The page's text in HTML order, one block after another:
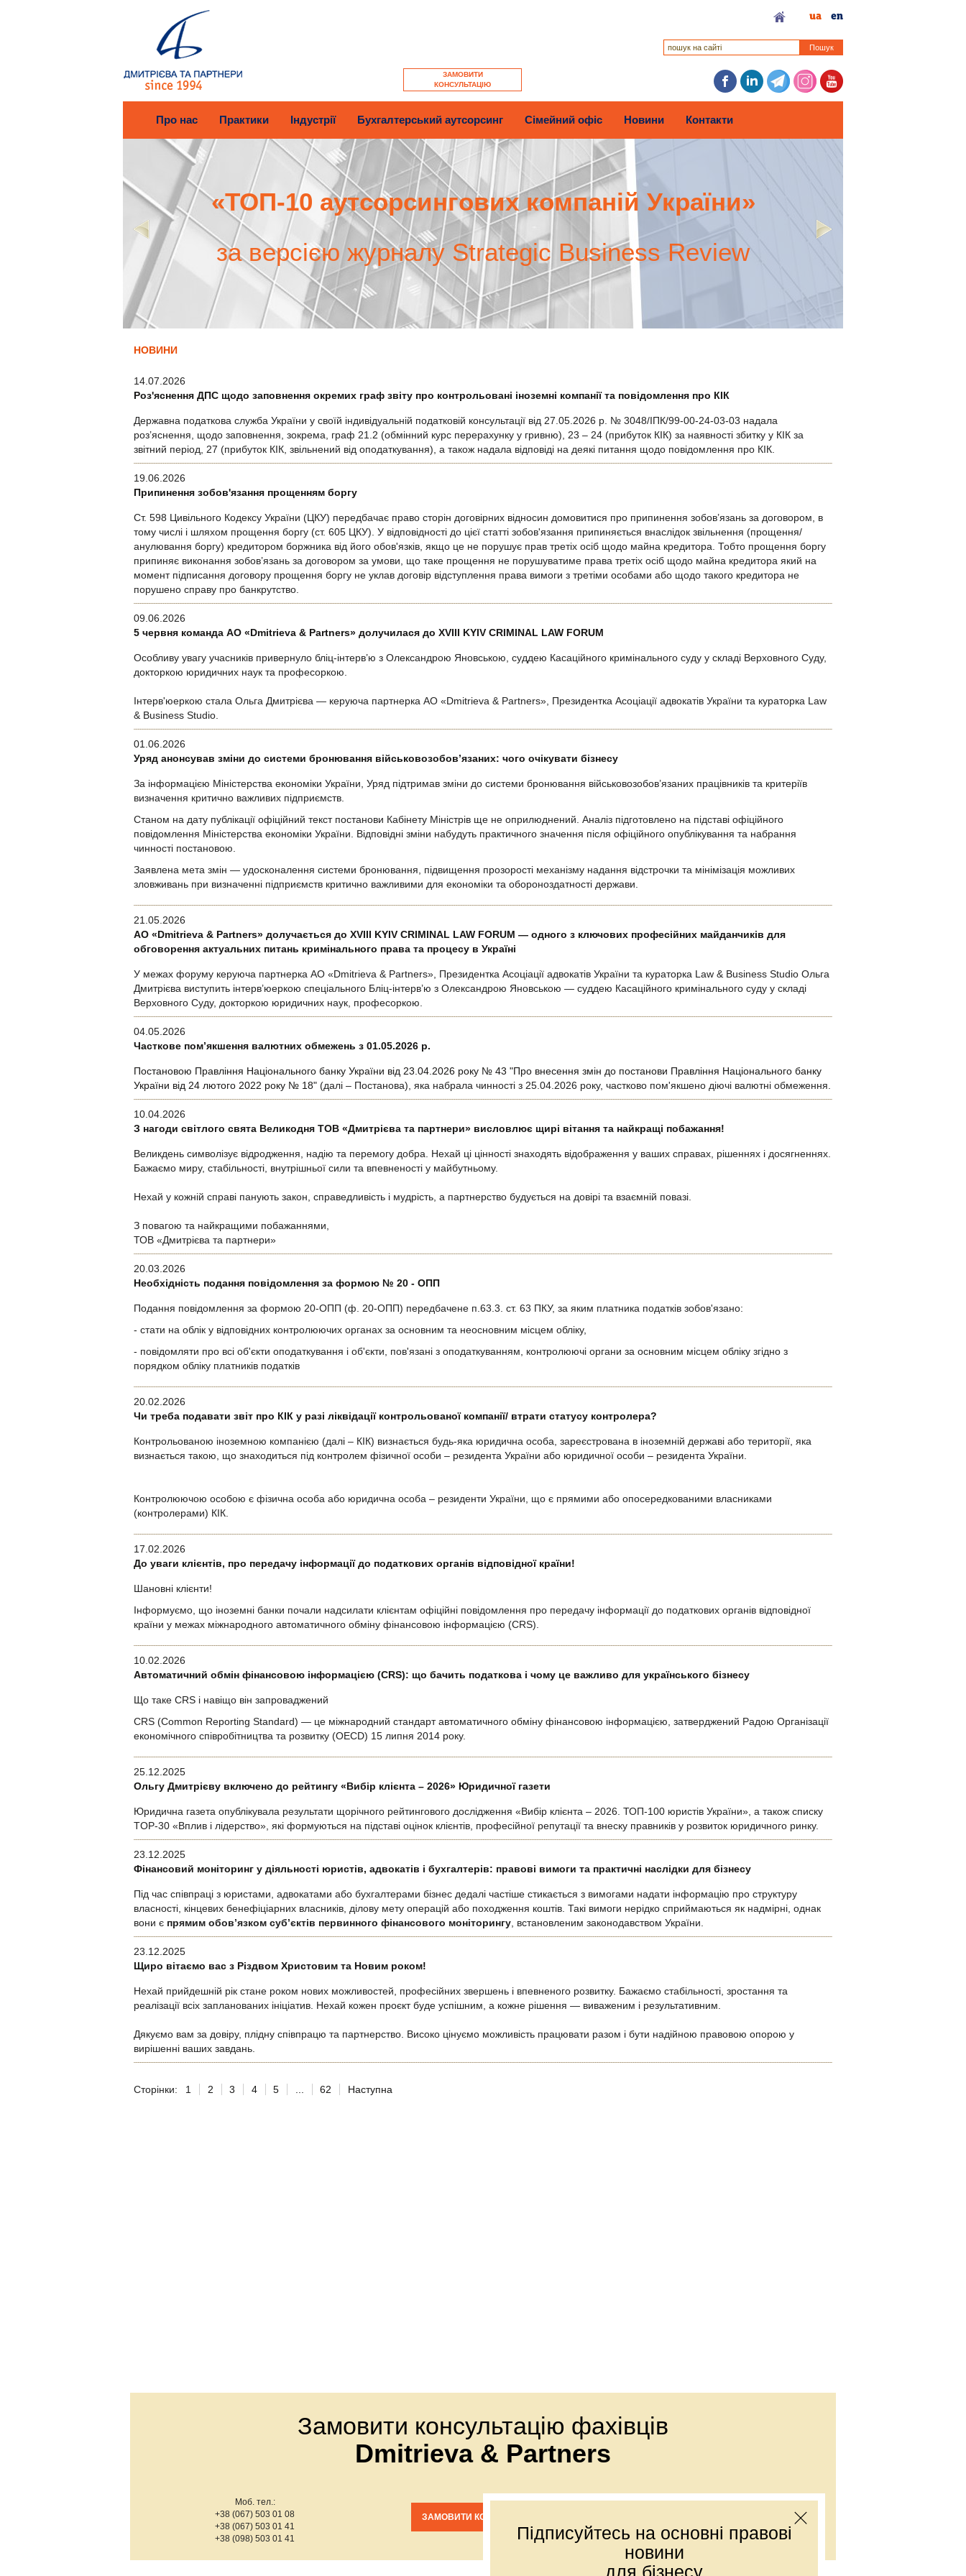
ЗАМОВИТИ
КОНСУЛЬТАЦІЮ
ua en
Пошук
Про нас Практики Індустрії Бухгалтерський аутсорсинг Сімейний офіс Новини Контакти
«ТОП-10 аутсорсингових компаній України»
за версією журналу Strategic Business Review
НОВИНИ
14.07.2026
Роз'яснення ДПС щодо заповнення окремих граф звіту про контрольовані іноземні компанії та повідомлення про КІК
Державна податкова служба України у своїй індивідуальній податковій консультації від 27.05.2026 р. № 3048/ІПК/99-00-24-03-03 надала
роз’яснення, щодо заповнення, зокрема, граф 21.2 (обмінний курс перерахунку у гривню), 23 – 24 (прибуток КІК) за наявності збитку у КІК за
звітний період, 27 (прибуток КІК, звільнений від оподаткування), а також надала відповіді на деякі питання щодо повідомлення про КІК.
19.06.2026
Припинення зобов'язання прощенням боргу
Ст. 598 Цивільного Кодексу України (ЦКУ) передбачає право сторін договірних відносин домовитися про припинення зобов’язань за договором, в
тому числі і шляхом прощення боргу (ст. 605 ЦКУ). У відповідності до цієї статті зобов'язання припиняється внаслідок звільнення (прощення/
анулювання боргу) кредитором боржника від його обов'язків, якщо це не порушує прав третіх осіб щодо майна кредитора. Тобто прощення боргу
припиняє виконання зобов’язань за договором за умови, що таке прощення не порушуватиме права третіх осіб щодо майна кредитора який на
момент підписання договору прощення боргу не уклав договір відступлення права вимоги з третіми особами або щодо такого кредитора не
порушено справу про банкрутство.
09.06.2026
5 червня команда АО «Dmitrieva & Partners» долучилася до XVIII KYIV CRIMINAL LAW FORUM
Особливу увагу учасників привернуло бліц-інтерв’ю з Олександрою Яновською, суддею Касаційного кримінального суду у складі Верховного Суду,
докторкою юридичних наук та професоркою.
Інтерв'юеркою стала Ольга Дмитрієва — керуюча партнерка АО «Dmitrieva & Partners», Президентка Асоціації адвокатів України та кураторка Law
& Business Studio.
01.06.2026
Уряд анонсував зміни до системи бронювання військовозобов’язаних: чого очікувати бізнесу
За інформацією Міністерства економіки України, Уряд підтримав зміни до системи бронювання військовозобов’язаних працівників та критеріїв
визначення критично важливих підприємств.
Станом на дату публікації офіційний текст постанови Кабінету Міністрів ще не оприлюднений. Аналіз підготовлено на підставі офіційного
повідомлення Міністерства економіки України. Відповідні зміни набудуть практичного значення після офіційного опублікування та набрання
чинності постановою.
Заявлена мета змін — удосконалення системи бронювання, підвищення прозорості механізму надання відстрочки та мінімізація можливих
зловживань при визначенні підприємств критично важливими для економіки та обороноздатності держави.
21.05.2026
АО «Dmitrieva & Partners» долучається до XVIII KYIV CRIMINAL LAW FORUM — одного з ключових професійних майданчиків для
обговорення актуальних питань кримінального права та процесу в Україні
У межах форуму керуюча партнерка АО «Dmitrieva & Partners», Президентка Асоціації адвокатів України та кураторка Law & Business Studio Ольга
Дмитрієва виступить інтерв’юеркою спеціального Бліц-інтерв’ю з Олександрою Яновською — суддею Касаційного кримінального суду у складі
Верховного Суду, докторкою юридичних наук, професоркою.
04.05.2026
Часткове пом’якшення валютних обмежень з 01.05.2026 р.
Постановою Правління Національного банку України від 23.04.2026 року № 43 "Про внесення змін до постанови Правління Національного банку
України від 24 лютого 2022 року № 18" (далі – Постанова), яка набрала чинності з 25.04.2026 року, частково пом'якшено діючі валютні обмеження.
10.04.2026
З нагоди світлого свята Великодня ТОВ «Дмитрієва та партнери» висловлює щирі вітання та найкращі побажання!
Великдень символізує відродження, надію та перемогу добра. Нехай ці цінності знаходять відображення у ваших справах, рішеннях і досягненнях.
Бажаємо миру, стабільності, внутрішньої сили та впевненості у майбутньому.
Нехай у кожній справі панують закон, справедливість і мудрість, а партнерство будується на довірі та взаємній повазі.
З повагою та найкращими побажаннями,
ТОВ «Дмитрієва та партнери»
20.03.2026
Необхідність подання повідомлення за формою № 20 - ОПП
Подання повідомлення за формою 20-ОПП (ф. 20-ОПП) передбачене п.63.3. ст. 63 ПКУ, за яким платника податків зобов'язано:
- стати на облік у відповідних контролюючих органах за основним та неосновним місцем обліку,
- повідомляти про всі об'єкти оподаткування і об'єкти, пов'язані з оподаткуванням, контролюючі органи за основним місцем обліку згідно з
порядком обліку платників податків
20.02.2026
Чи треба подавати звіт про КІК у разі ліквідації контрольованої компанії/ втрати статусу контролера?
Контрольованою іноземною компанією (далі – КІК) визнається будь-яка юридична особа, зареєстрована в іноземній державі або території, яка
визнається такою, що знаходиться під контролем фізичної особи – резидента України або юридичної особи – резидента України.
Контролюючою особою є фізична особа або юридична особа – резиденти України, що є прямими або опосередкованими власниками
(контролерами) КІК.
17.02.2026
До уваги клієнтів, про передачу інформації до податкових органів відповідної країни!
Шановні клієнти!
Інформуємо, що іноземні банки почали надсилати клієнтам офіційні повідомлення про передачу інформації до податкових органів відповідної
країни у межах міжнародного автоматичного обміну фінансовою інформацією (CRS).
10.02.2026
Автоматичний обмін фінансовою інформацією (CRS): що бачить податкова і чому це важливо для українського бізнесу
Що таке CRS і навіщо він запроваджений
CRS (Common Reporting Standard) — це міжнародний стандарт автоматичного обміну фінансовою інформацією, затверджений Радою Організації
економічного співробітництва та розвитку (OECD) 15 липня 2014 року.
25.12.2025
Ольгу Дмитрієву включено до рейтингу «Вибір клієнта – 2026» Юридичної газети
Юридична газета опублікувала результати щорічного рейтингового дослідження «Вибір клієнта – 2026. ТОП-100 юристів України», а також списку
TOP-30 «Вплив і лідерство», які формуються на підставі оцінок клієнтів, професійної репутації та внеску правників у розвиток юридичного ринку.
23.12.2025
Фінансовий моніторинг у діяльності юристів, адвокатів і бухгалтерів: правові вимоги та практичні наслідки для бізнесу
Під час співпраці з юристами, адвокатами або бухгалтерами бізнес дедалі частіше стикається з вимогами надати інформацію про структуру
власності, кінцевих бенефіціарних власників, ділову мету операцій або походження коштів. Такі вимоги нерідко сприймаються як надмірні, однак
вони є прямим обов’язком суб’єктів первинного фінансового моніторингу, встановленим законодавством України.
23.12.2025
Щиро вітаємо вас з Різдвом Христовим та Новим роком!
Нехай прийдешній рік стане роком нових можливостей, професійних звершень і впевненого розвитку. Бажаємо стабільності, зростання та
реалізації всіх запланованих ініціатив. Нехай кожен проєкт буде успішним, а кожне рішення — виваженим і результативним.
Дякуємо вам за довіру, плідну співпрацю та партнерство. Високо цінуємо можливість працювати разом і бути надійною правовою опорою у
вирішенні ваших завдань.
Сторінки: 1 2 3 4 5 ... 62 Наступна
Підписуйтесь на основні правові
новини
для бізнесу
Замовити консультацію фахівців
Dmitrieva & Partners
Моб. тел.:
+38 (067) 503 01 08
+38 (067) 503 01 41
+38 (098) 503 01 41
ЗАМОВИТИ КОНСУЛЬТАЦІЮ
Е-mail:office@dmp.com.ua